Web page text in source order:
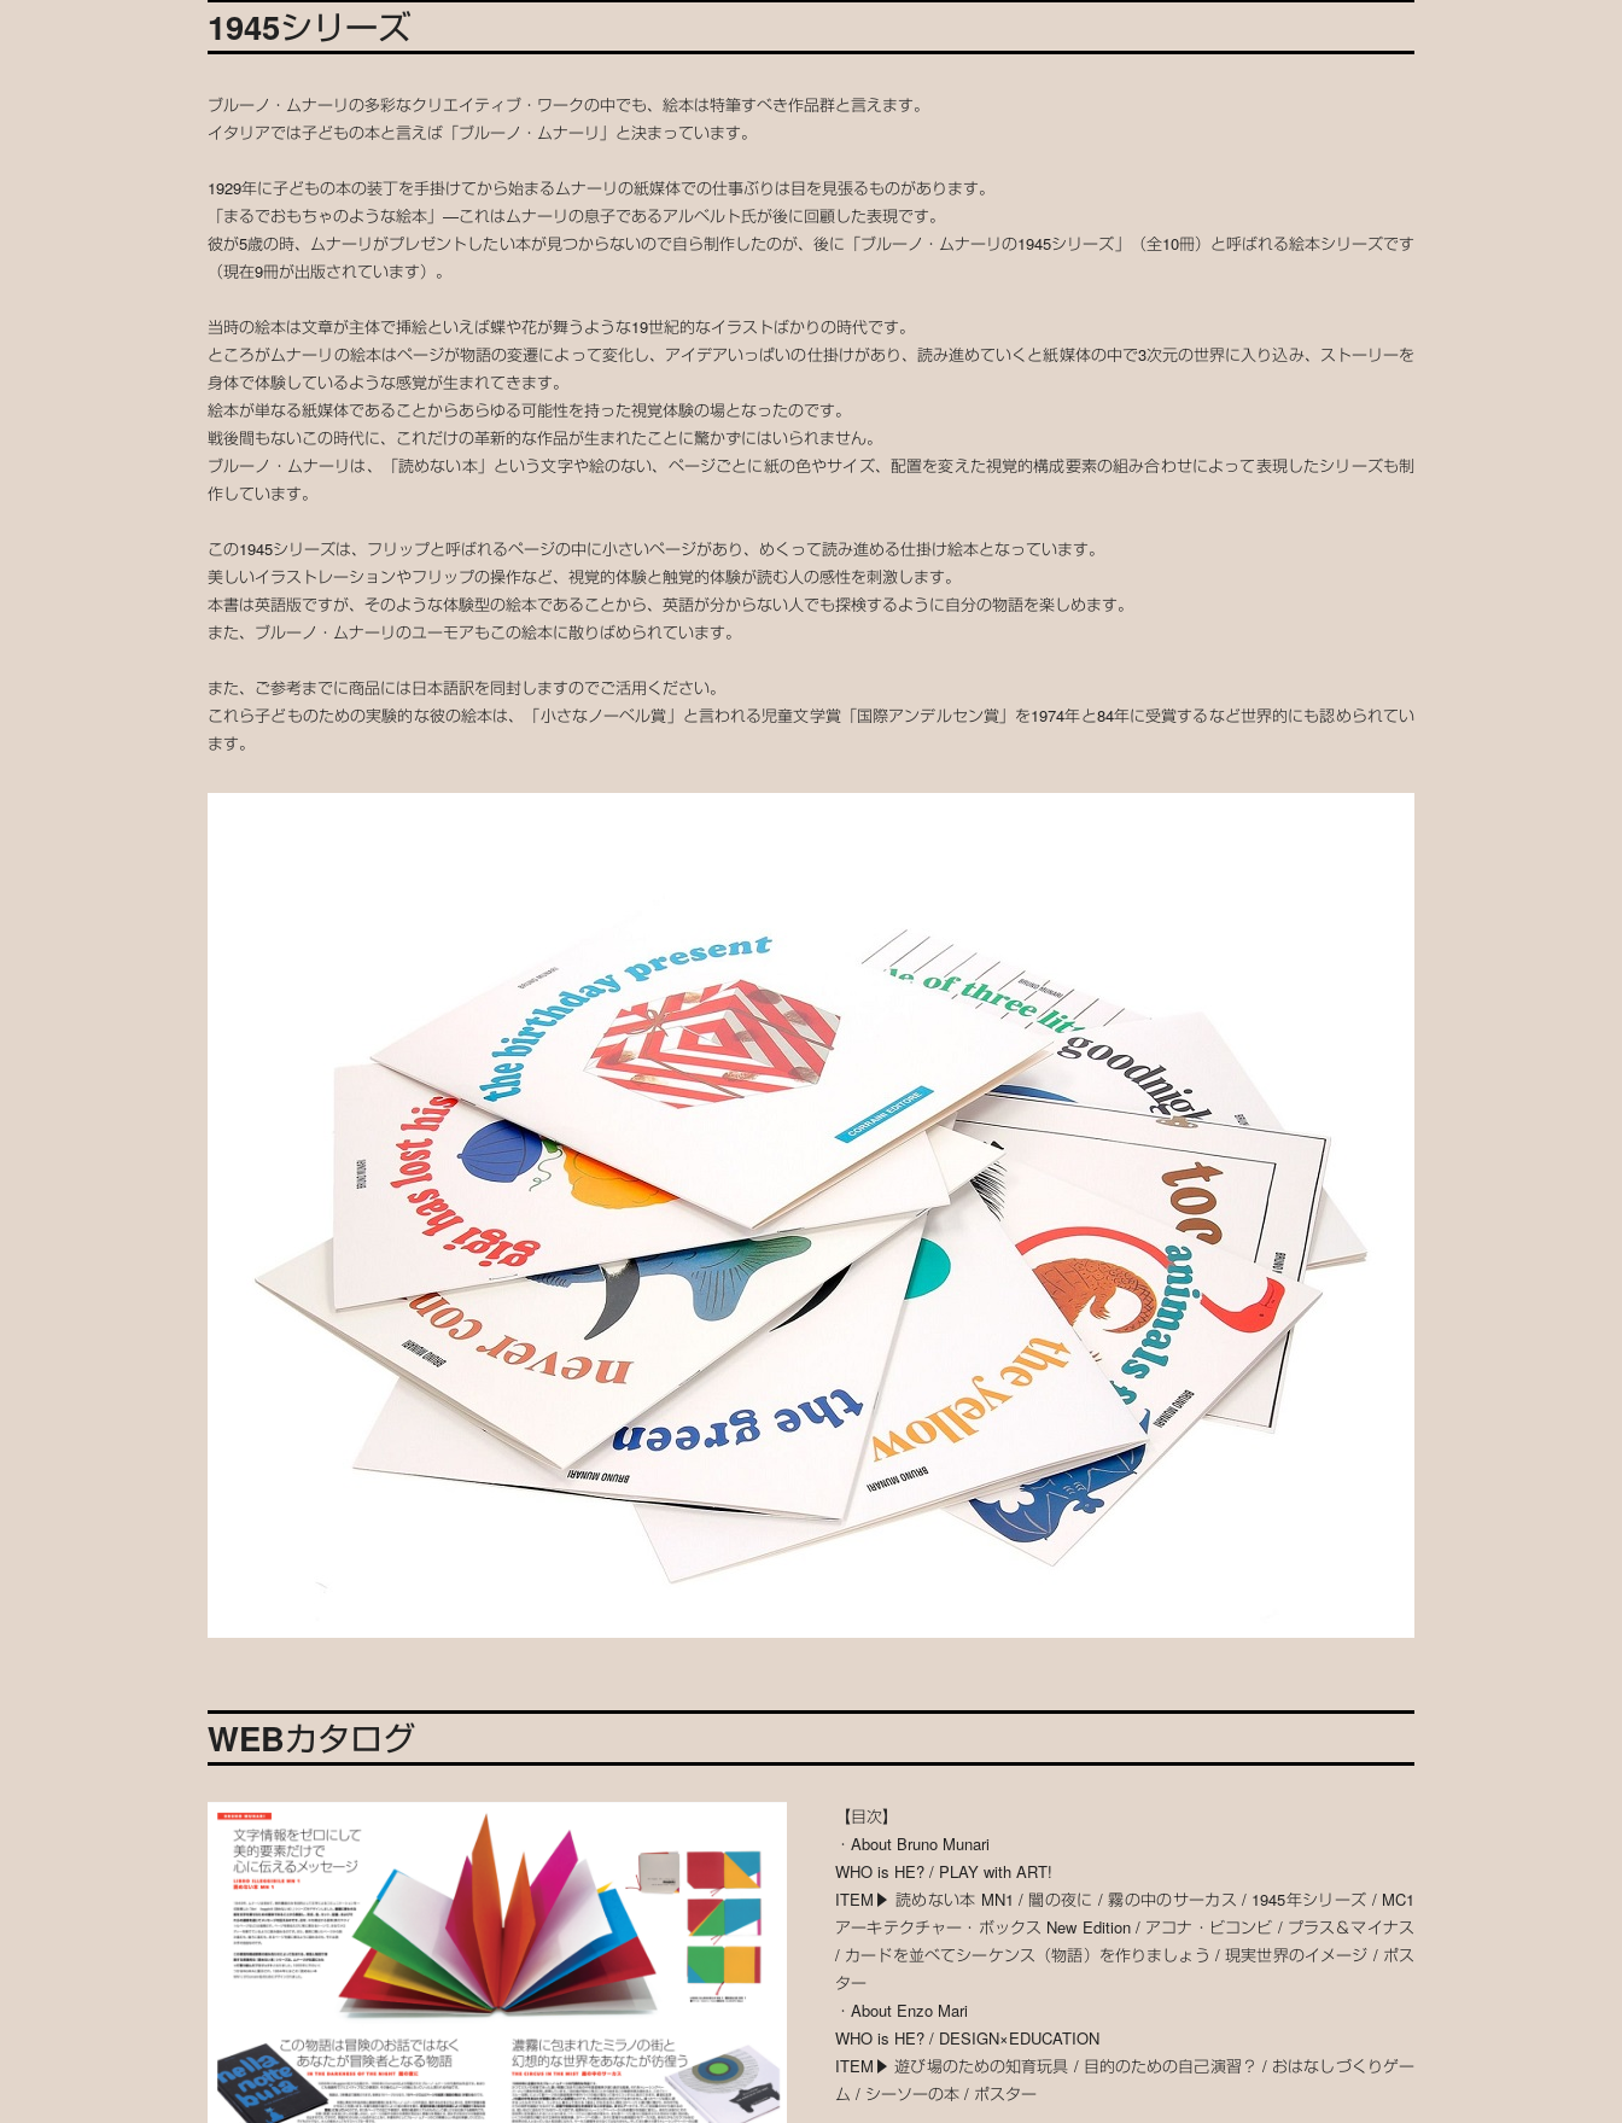
1945シリーズ
ブルーノ・ムナーリの多彩なクリエイティブ・ワークの中でも、絵本は特筆すべき作品群と言えます。
イタリアでは子どもの本と言えば「ブルーノ・ムナーリ」と決まっています。
1929年に子どもの本の装丁を手掛けてから始まるムナーリの紙媒体での仕事ぶりは目を見張るものがあります。
「まるでおもちゃのような絵本」―これはムナーリの息子であるアルベルト氏が後に回顧した表現です。
彼が5歳の時、ムナーリがプレゼントしたい本が見つからないので自ら制作したのが、後に「ブルーノ・ムナーリの1945シリーズ」（全10冊）と呼ばれる絵本シリーズです
（現在9冊が出版されています）。
当時の絵本は文章が主体で挿絵といえば蝶や花が舞うような19世紀的なイラストばかりの時代です。
ところがムナーリの絵本はページが物語の変遷によって変化し、アイデアいっぱいの仕掛けがあり、読み進めていくと紙媒体の中で3次元の世界に入り込み、ストーリーを
身体で体験しているような感覚が生まれてきます。
絵本が単なる紙媒体であることからあらゆる可能性を持った視覚体験の場となったのです。
戦後間もないこの時代に、これだけの革新的な作品が生まれたことに驚かずにはいられません。
ブルーノ・ムナーリは、「読めない本」という文字や絵のない、ページごとに紙の色やサイズ、配置を変えた視覚的構成要素の組み合わせによって表現したシリーズも制
作しています。
この1945シリーズは、フリップと呼ばれるページの中に小さいページがあり、めくって読み進める仕掛け絵本となっています。
美しいイラストレーションやフリップの操作など、視覚的体験と触覚的体験が読む人の感性を刺激します。
本書は英語版ですが、そのような体験型の絵本であることから、英語が分からない人でも探検するように自分の物語を楽しめます。
また、ブルーノ・ムナーリのユーモアもこの絵本に散りばめられています。
また、ご参考までに商品には日本語訳を同封しますのでご活用ください。
これら子どものための実験的な彼の絵本は、「小さなノーベル賞」と言われる児童文学賞「国際アンデルセン賞」を1974年と84年に受賞するなど世界的にも認められてい
ます。
WEBカタログ
【目次】
・About Bruno Munari
WHO is HE? / PLAY with ART!
ITEM▶ 読めない本 MN1 / 闇の夜に / 霧の中のサーカス / 1945年シリーズ / MC1
アーキテクチャー・ボックス New Edition / アコナ・ビコンビ / プラス＆マイナス
/ カードを並べてシーケンス（物語）を作りましょう / 現実世界のイメージ / ポス
ター
・About Enzo Mari
WHO is HE? / DESIGN×EDUCATION
ITEM▶ 遊び場のための知育玩具 / 目的のための自己演習？ / おはなしづくりゲー
ム / シーソーの本 / ポスター